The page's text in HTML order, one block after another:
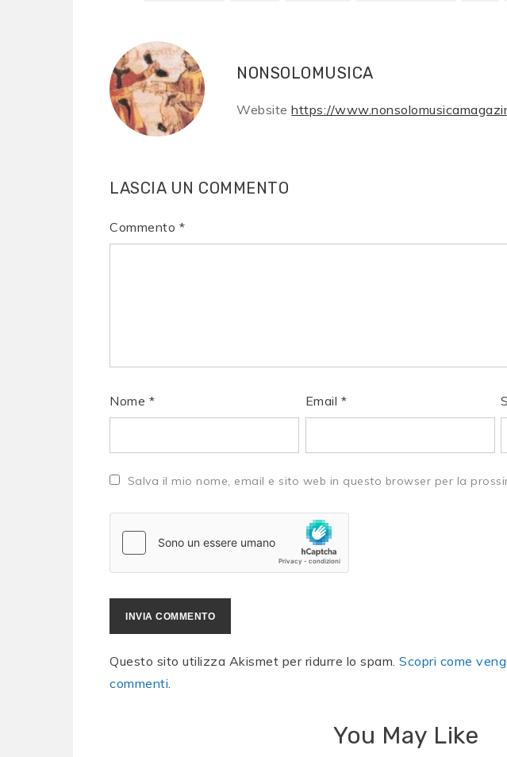
NONSOLOMUSICA
Website https://
LASCIA UN COMMENTO
Commento *
Nome * Email *
Salva il mio nome, email e sito web in questo browser per la
Questo sito utilizza Akismet per ridurre lo spam.Scopri come
commenti.
You May Like